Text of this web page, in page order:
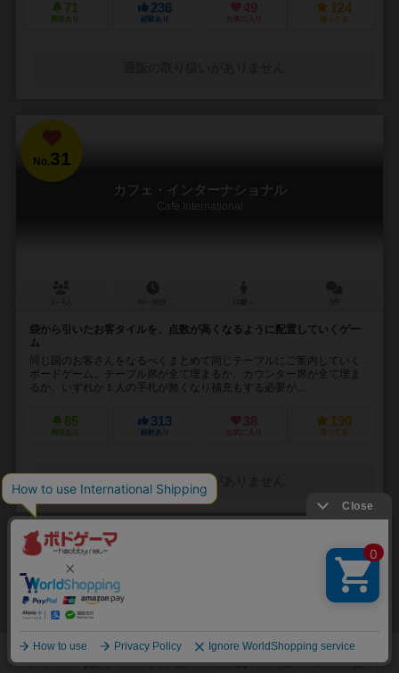
71
興味あり
236
経験あり
49
お気に入り
124
持ってる
No.31
カフェ・インターナショナル
Cafe International
袋から引いたお客タイルを、点数が高くなるように配置していくゲー
ム
同じ国のお客さんをなるべくまとめて同じテーブルにご案内していく
ボードゲーム。テーブル席が全て埋まるか、カウンター席が全て埋ま
るか、いずれか１人の手札が無くなり補充もする必要が...
85
興味あり
313
経験あり
38
お気に入り
190
持ってる
通販の取り扱いがありません
No. 32